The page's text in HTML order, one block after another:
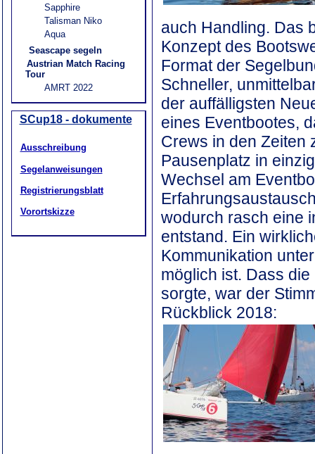
Sapphire
Talisman Niko
Aqua
Seascape segeln
Austrian Match Racing
Tour
AMRT 2022
SCup18 - dokumente
Ausschreibung
Segelanweisungen
Registrierungsblatt
Vorortskizze
auch Handling. Das
Konzept des
Format der
Schneller,
der auffälligsten
eines Eventbootes,
Crews in den Zeiten
Pausenplatz in
Wechsel am
wodurch rasch eine
entstand. Ein
Kommunikation
möglich ist. Dass
sorgte, war der
Rückblick 2018: